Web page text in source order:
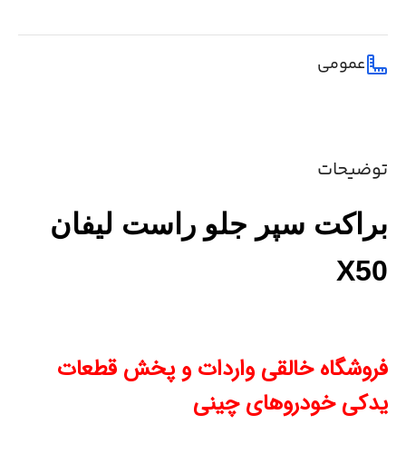
توضیحات
براکت سپر جلو راست لیفان
X50
فروشگاه خالقی واردات و پخش قطعات
یدکی خودروهای چینی
عمومی